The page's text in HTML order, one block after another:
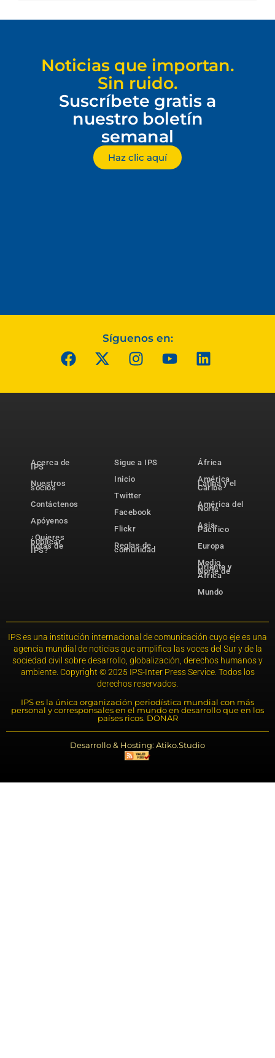
Noticias que importan.
Sin ruido.
Suscríbete gratis a
nuestro boletín
semanal
Haz clic aquí
Síguenos en:
Acerca de
IPS
Nuestros
socios
Contáctenos
Apóyenos
¿Quieres
publicar
notas de
IPS?
Sigue a IPS
Inicio
Twitter
Facebook
Flickr
Reglas de
comunidad
África
América
Latina y el
Caribe
América del
Norte
Asia-
Pacífico
Europa
Medio
Oriente y
Norte de
África
Mundo
IPS es una institución internacional de comunicación cuyo eje es una
agencia mundial de noticias que amplifica las voces del Sur y de la
sociedad civil sobre desarrollo, globalización, derechos humanos y
ambiente. Copyright © 2025 IPS-Inter Press Service. Todos los
derechos reservados.
IPS es la única organización periodística mundial con más
personal y corresponsales en el mundo en desarrollo que en los
países ricos. DONAR
Desarrollo & Hosting: Atiko.Studio